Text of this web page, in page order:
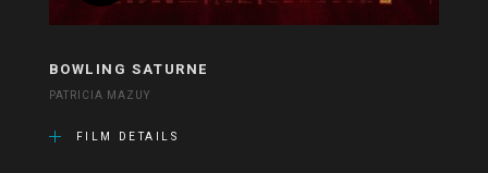
BOWLING SATURNE
PATRICIA MAZUY
FILM DETAILS